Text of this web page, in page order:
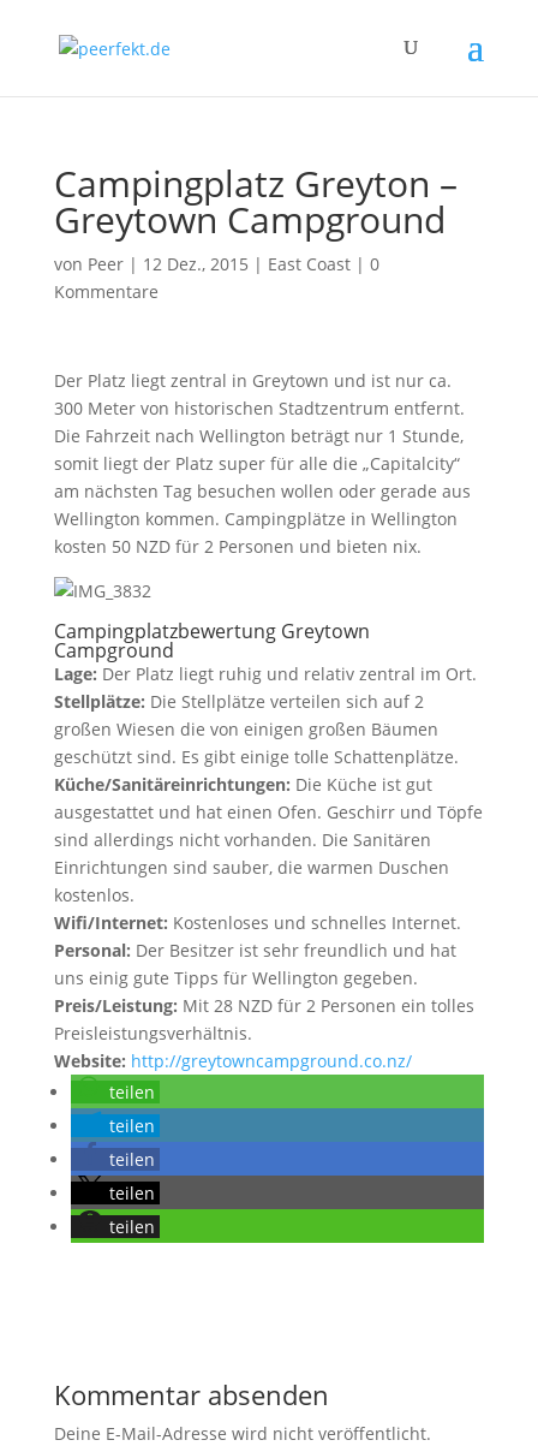
Campingplatz Greyton –
Greytown Campground
von Peer| 12 Dez., 2015 | East Coast| 0
Kommentare
Der Platz liegt zentral in Greytown und ist nur ca.
300 Meter von historischen Stadtzentrum entfernt.
Die Fahrzeit nach Wellington beträgt nur 1 Stunde,
somit liegt der Platz super für alle die „Capitalcity“
am nächsten Tag besuchen wollen oder gerade aus
Wellington kommen. Campingplätze in Wellington
kosten 50 NZD für 2 Personen und bieten nix.
Campingplatzbewertung Greytown
Campground
Lage: Der Platz liegt ruhig und relativ zentral im Ort.
Stellplätze: Die Stellplätze verteilen sich auf 2
großen Wiesen die von einigen großen Bäumen
geschützt sind. Es gibt einige tolle Schattenplätze.
Küche/Sanitäreinrichtungen: Die Küche ist gut
ausgestattet und hat einen Ofen. Geschirr und Töpfe
sind allerdings nicht vorhanden. Die Sanitären
Einrichtungen sind sauber, die warmen Duschen
kostenlos.
Wifi/Internet: Kostenloses und schnelles Internet.
Personal: Der Besitzer ist sehr freundlich und hat
uns einig gute Tipps für Wellington gegeben.
Preis/Leistung: Mit 28 NZD für 2 Personen ein tolles
Preisleistungsverhältnis.
Website: http://greytowncampground.co.nz/
teilen
teilen
teilen
teilen
teilen
Kommentar absenden
Deine E-Mail-Adresse wird nicht veröffentlicht.